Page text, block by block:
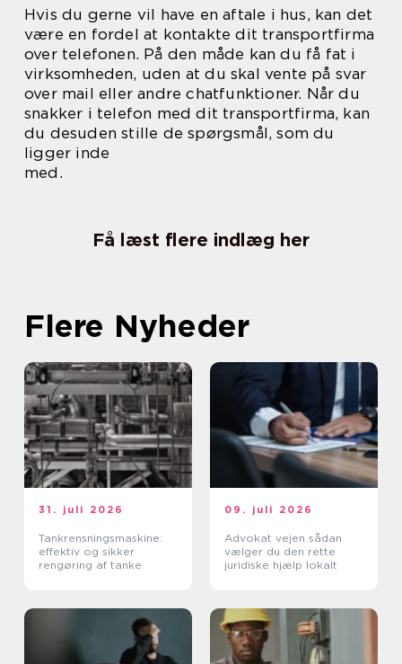
Hvis du gerne vil have en aftale i hus, kan det
være en fordel at kontakte dit transportfirma
over telefonen. På den måde kan du få fat i
virksomheden, uden at du skal vente på svar
over mail eller andre chatfunktioner. Når du
snakker i telefon med dit transportfirma, kan
du desuden stille de spørgsmål, som du
ligger inde
med.
Få læst flere indlæg her
Flere Nyheder
31. juli 2026
Tankrensningsmaskine:
effektiv og sikker
rengøring af tanke
09. juli 2026
Advokat vejen sådan
vælger du den rette
juridiske hjælp lokalt